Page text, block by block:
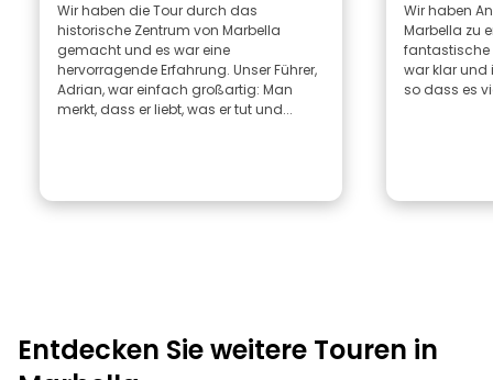
Wir haben die Tour durch das
historische Zentrum von Marbella
gemacht und es war eine
hervorragende Erfahrung. Unser Führer,
Adrian, war einfach großartig: Man
merkt, dass er liebt, was er tut und...
Wir haben
Marbella zu
fantastische
war klar und
so dass es
Entdecken Sie weitere Touren in